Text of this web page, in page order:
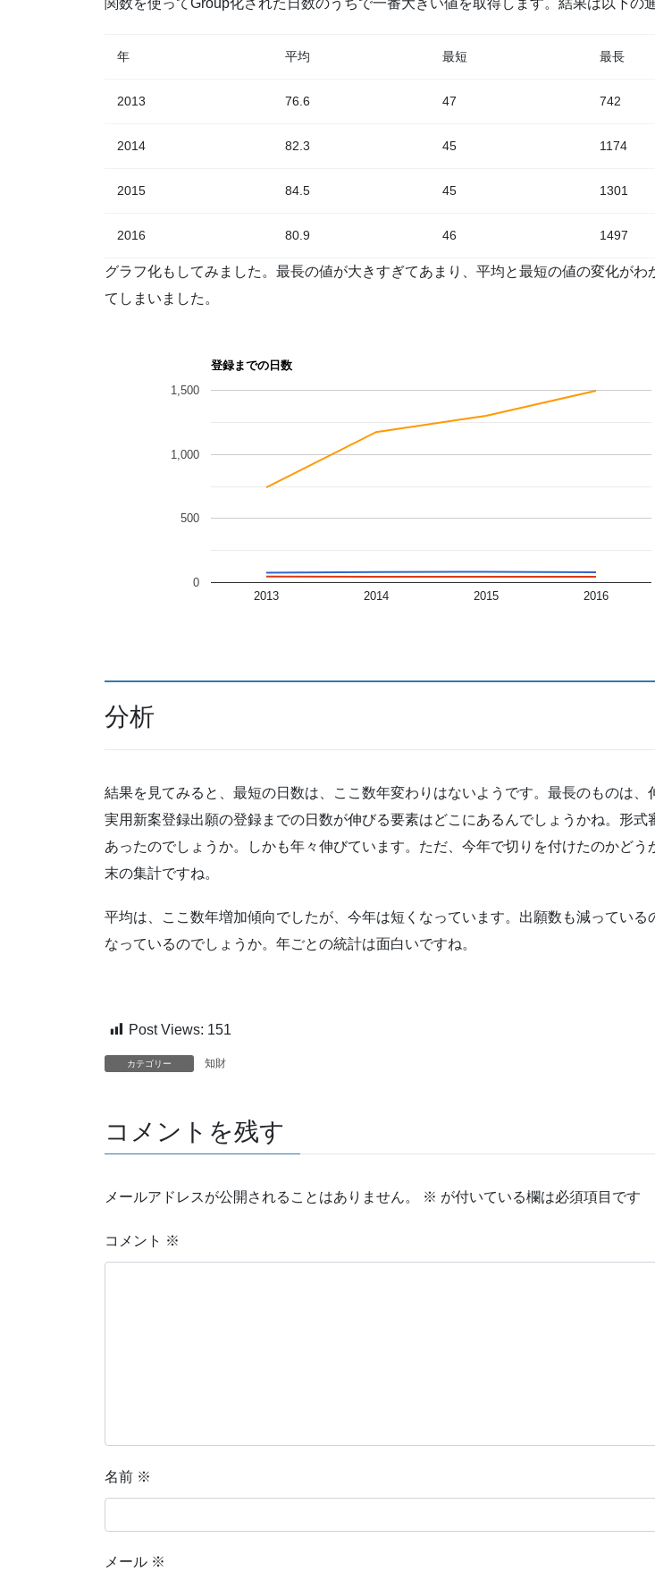
関数を使ってGroup化された日数のうちで一番大きい値を取得します。結果は以下の
年 平均 最短 最長
2013 76.6 47 742
2014 82.3 45 1174
2015 84.5 45 1301
2016 80.9 46 1497
グラフ化もしてみました。最長の値が大きすぎてあまり、平均と最短の値の変化がわ
てしまいました。
登録までの日数
2013 2014 2015 2016
0
500
1,000
1,500
分析
結果を見てみると、最短の日数は、ここ数年変わりはないようです。最長のものは、
実用新案登録出願の登録までの日数が伸びる要素はどこにあるんでしょうかね。形式
あったのでしょうか。しかも年々伸びています。ただ、今年で切りを付けたのかどう
末の集計ですね。
平均は、ここ数年増加傾向でしたが、今年は短くなっています。出願数も減っている
なっているのでしょうか。年ごとの統計は面白いですね。
Post Views: 151
カテゴリー 知財
コメントを残す
メールアドレスが公開されることはありません。 ※ が付いている欄は必須項目です
コメント ※
名前 ※
メール ※